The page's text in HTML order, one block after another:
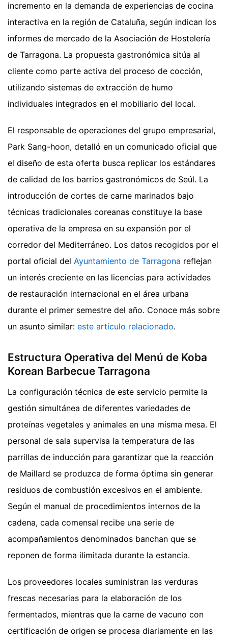
incremento en la demanda de experiencias de cocina
interactiva en la región de Cataluña, según indican los
informes de mercado de la Asociación de Hostelería
de Tarragona. La propuesta gastronómica sitúa al
cliente como parte activa del proceso de cocción,
utilizando sistemas de extracción de humo
individuales integrados en el mobiliario del local.
El responsable de operaciones del grupo empresarial,
Park Sang-hoon, detalló en un comunicado oficial que
el diseño de esta oferta busca replicar los estándares
de calidad de los barrios gastronómicos de Seúl. La
introducción de cortes de carne marinados bajo
técnicas tradicionales coreanas constituye la base
operativa de la empresa en su expansión por el
corredor del Mediterráneo. Los datos recogidos por el
portal oficial del Ayuntamiento de Tarragona reflejan
un interés creciente en las licencias para actividades
de restauración internacional en el área urbana
durante el primer semestre del año. Conoce más sobre
un asunto similar: este artículo relacionado.
Estructura Operativa del Menú de Koba
Korean Barbecue Tarragona
La configuración técnica de este servicio permite la
gestión simultánea de diferentes variedades de
proteínas vegetales y animales en una misma mesa. El
personal de sala supervisa la temperatura de las
parrillas de inducción para garantizar que la reacción
de Maillard se produzca de forma óptima sin generar
residuos de combustión excesivos en el ambiente.
Según el manual de procedimientos internos de la
cadena, cada comensal recibe una serie de
acompañamientos denominados banchan que se
reponen de forma ilimitada durante la estancia.
Los proveedores locales suministran las verduras
frescas necesarias para la elaboración de los
fermentados, mientras que la carne de vacuno con
certificación de origen se procesa diariamente en las